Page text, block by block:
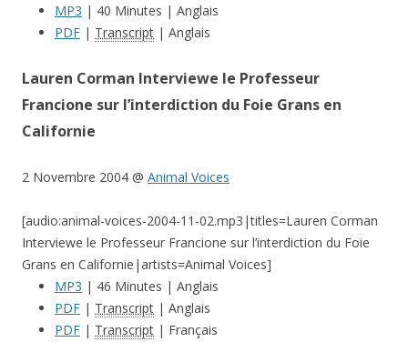
MP3 | 40 Minutes | Anglais
PDF | Transcript | Anglais
Lauren Corman Interviewe le Professeur
Francione sur l’interdiction du Foie Grans en
Californie
2 Novembre 2004 @ Animal Voices
[audio:animal-voices-2004-11-02.mp3|titles=Lauren Corman
Interviewe le Professeur Francione sur l’interdiction du Foie
Grans en Californie|artists=Animal Voices]
MP3 | 46 Minutes | Anglais
PDF | Transcript | Anglais
PDF | Transcript | Français